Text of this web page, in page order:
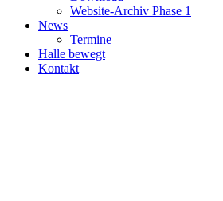
Website-Archiv Phase 1
News
Termine
Halle bewegt
Kontakt